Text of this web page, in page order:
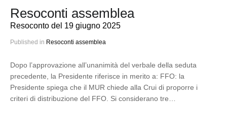
Resoconti assemblea
Resoconto del 19 giugno 2025
Published in Resoconti assemblea
Dopo l’approvazione all’unanimità del verbale della seduta
precedente, la Presidente riferisce in merito a: FFO: la
Presidente spiega che il MUR chiede alla Crui di proporre i
criteri di distribuzione del FFO. Si considerano tre…